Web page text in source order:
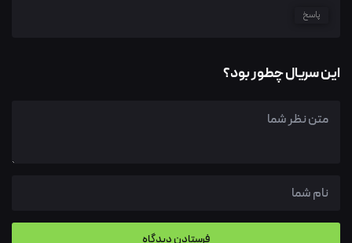
پاسخ
این سریال چطور بود؟